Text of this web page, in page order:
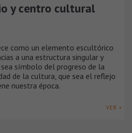
y centro cultural
como un elemento escultórico
a una estructura singular y
símbolo del progreso de la
de la cultura, que sea el reflejo
nuestra época.
VER +